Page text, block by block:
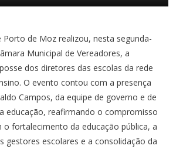
Porto de Moz realizou, nesta segunda-
Municipal de Vereadores, a
dos diretores das escolas da rede
O evento contou com a presença
Campos, da equipe de governo e de
educação, reafirmando o compromisso
o fortalecimento da educação pública, a
gestores escolares e a consolidação da